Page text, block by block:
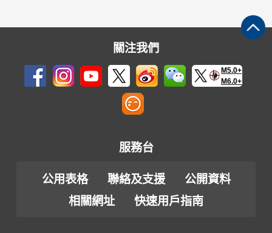
關注我們
M5.0+
M6.0+
服務台
公用表格 聯絡及支援
公開資料
相關網址
快速用戶指南